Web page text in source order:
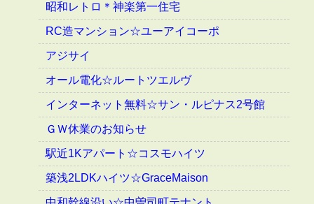
昭和レトロ＊神楽第一住宅
RC造マンション☆ユーアイコーポ
アジサイ
オール電化☆ルートツエルヴ
インターネット無料☆サン・ルピナス2号館
ＧＷ休業のお知らせ
駅近1Kアパート☆コスモハイツ
築浅2LDKハイツ☆GraceMaison